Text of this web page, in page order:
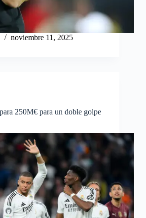
noviembre 11, 2025
250M€ para un doble golpe